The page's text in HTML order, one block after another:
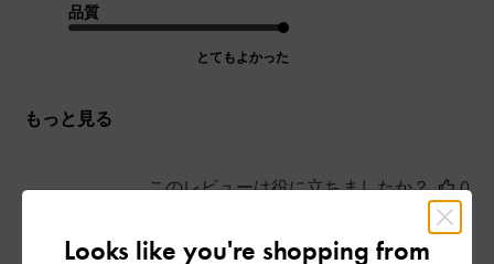
品質
とてもよかった
もっと見る
このレビューは役に立ちましたか？
0
0
Looks like you're shopping from